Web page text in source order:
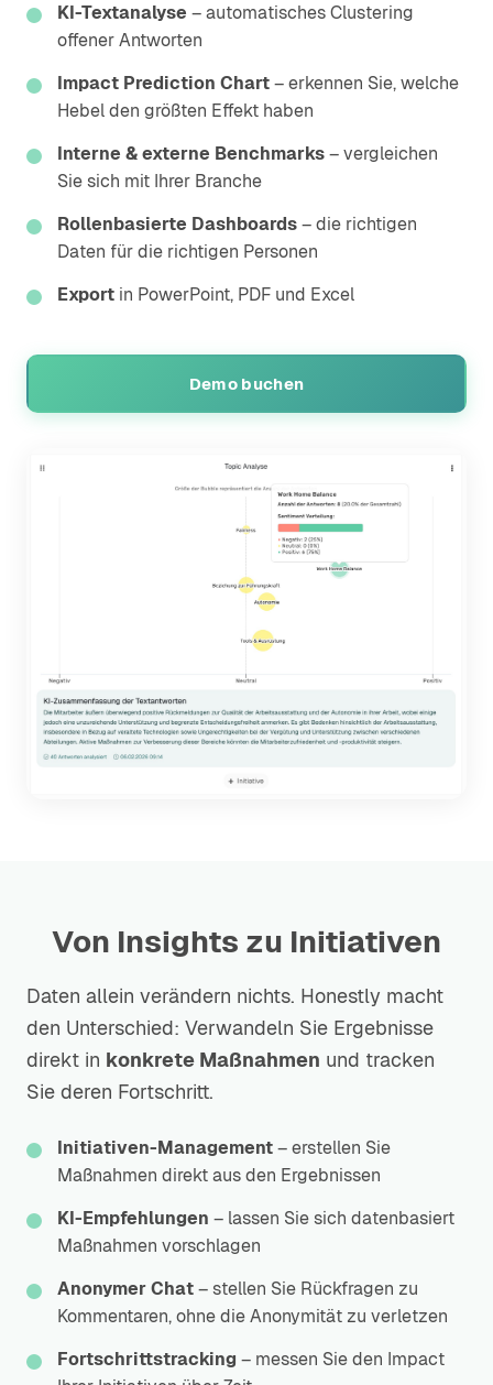
KI-Textanalyse – automatisches Clustering
offener Antworten
Impact Prediction Chart– erkennen Sie, welche
Hebel den größten Effekt haben
Interne & externe Benchmarks– vergleichen
Sie sich mit Ihrer Branche
Rollenbasierte Dashboards– die richtigen
Daten für die richtigen Personen
Export in PowerPoint, PDF und Excel
Demo buchen
Von Insights zu Initiativen
Daten allein verändern nichts. Honestly macht
den Unterschied: Verwandeln Sie Ergebnisse
direkt in konkrete Maßnahmen und tracken
Sie deren Fortschritt.
Initiativen-Management– erstellen Sie
Maßnahmen direkt aus den Ergebnissen
KI-Empfehlungen – lassen Sie sich datenbasiert
Maßnahmen vorschlagen
Anonymer Chat– stellen Sie Rückfragen zu
Kommentaren, ohne die Anonymität zu verletzen
Fortschrittstracking – messen Sie den Impact